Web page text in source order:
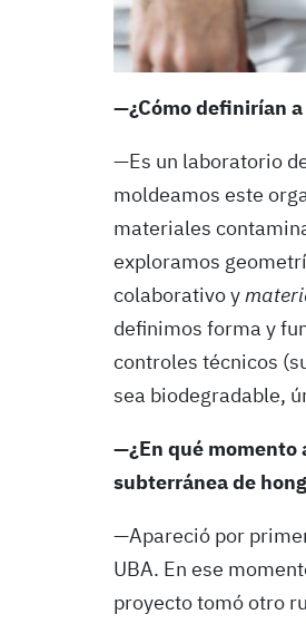
—¿Cómo definirían a
—Es un laboratorio
moldeamos este
materiales
exploramos
colaborativo y
definimos forma y
controles técnicos
sea biodegradable,
—¿En qué momento
subterránea de
—Apareció por
UBA. En ese
proyecto tomó otro